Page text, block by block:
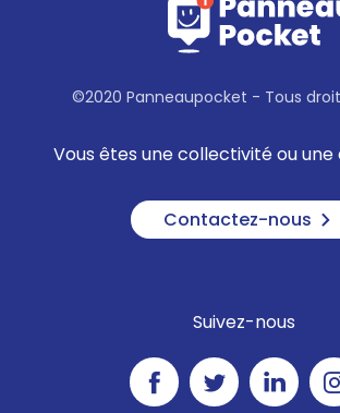
©2020 Panneaupocket - Tous
Vous êtes une collectivité ou
Contactez-nous
Suivez-nous